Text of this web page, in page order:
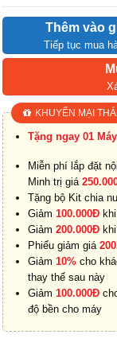
Thêm vào
Tiếp tục mua
KHUYẾN MẠI
Tặng ngay 01
Miễn phí lắp đặt
Minh trị giá
Tặng bộ Kit chia
Giảm100.000Đ
Giảm200.000Đ
Phiếu giảm giá
Giảm10% cho
thay thế sau này
Giảm100.000Đ
độ bền cho máy